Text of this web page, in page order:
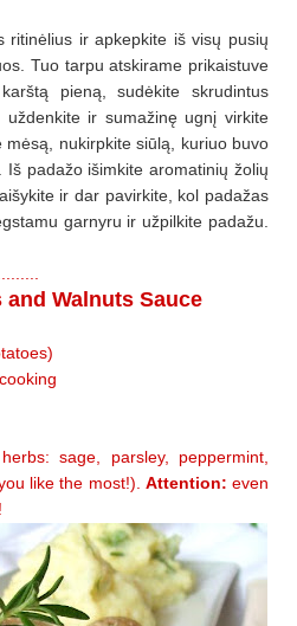
ritinėlius ir apkepkite iš visų pusių
Tuo tarpu atskirame prikaistuve
pieną, sudėkite skrudintus
uždenkite ir sumažinę ugnį virkite
nukirpkite siūlą, kuriuo buvo
padažo išimkite aromatinių žolių
ir dar pavirkite, kol padažas
garnyru ir užpilkite padažu.
Walnuts Sauce
sage, parsley, peppermint,
like the most!). Attention: even